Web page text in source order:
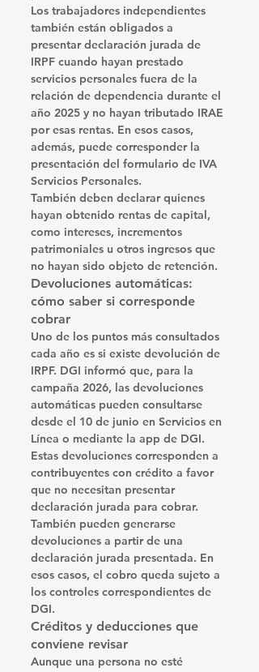
Los trabajadores independientes
también están obligados a
presentar declaración jurada de
IRPF cuando hayan prestado
servicios personales fuera de la
relación de dependencia durante el
año 2025 y no hayan tributado IRAE
por esas rentas. En esos casos,
además, puede corresponder la
presentación del formulario de IVA
Servicios Personales.
También deben declarar quienes
hayan obtenido rentas de capital,
como intereses, incrementos
patrimoniales u otros ingresos que
no hayan sido objeto de retención.
Devoluciones automáticas:
cómo saber si corresponde
cobrar
Uno de los puntos más consultados
cada año es si existe devolución de
IRPF. DGI informó que, para la
campaña 2026, las devoluciones
automáticas pueden consultarse
desde el 10 de junio en Servicios en
Línea o mediante la app de DGI.
Estas devoluciones corresponden a
contribuyentes con crédito a favor
que no necesitan presentar
declaración jurada para cobrar.
También pueden generarse
devoluciones a partir de una
declaración jurada presentada. En
esos casos, el cobro queda sujeto a
los controles correspondientes de
DGI.
Créditos y deducciones que
conviene revisar
Aunque una persona no esté